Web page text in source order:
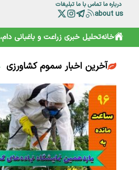
درباره ما تماس با ما تبلیغات
about us
خانهتحلیل خبری زراعت و باغبانی
آخرین اخبار سموم کشاورزی